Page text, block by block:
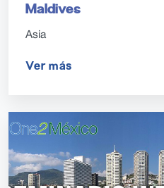
Maldives
Asia
Ver más